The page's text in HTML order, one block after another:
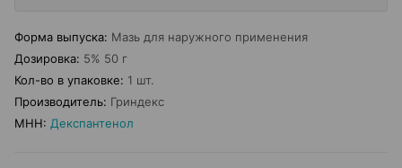
Форма выпуска: Мазь для наружного применения
Дозировка: 5% 50 г
Кол-во в упаковке: 1 шт.
Производитель: Гриндекс
МНН: Декспантенол